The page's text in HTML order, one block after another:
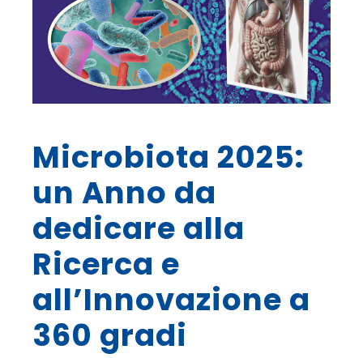
Microbiota 2025:
un Anno da
dedicare alla
Ricerca e
all’Innovazione a
360 gradi